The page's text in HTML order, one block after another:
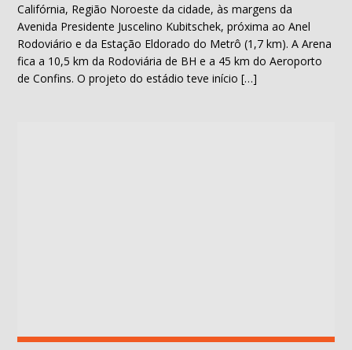
Califórnia, Região Noroeste da cidade, às margens da
Avenida Presidente Juscelino Kubitschek, próxima ao Anel
Rodoviário e da Estação Eldorado do Metrô (1,7 km). A Arena
fica a 10,5 km da Rodoviária de BH e a 45 km do Aeroporto
de Confins. O projeto do estádio teve início […]